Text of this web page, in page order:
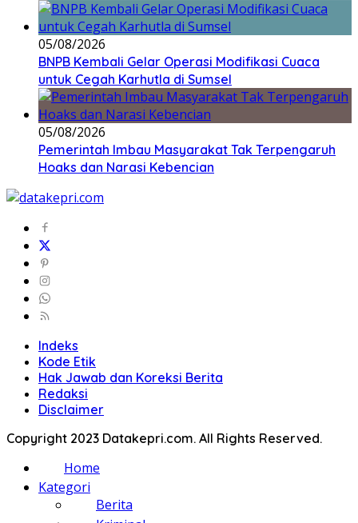
05/08/2026
BNPB Kembali Gelar Operasi Modifikasi Cuaca
untuk Cegah Karhutla di Sumsel
05/08/2026
Pemerintah Imbau Masyarakat Tak Terpengaruh
Hoaks dan Narasi Kebencian
Indeks
Kode Etik
Hak Jawab dan Koreksi Berita
Redaksi
Disclaimer
Copyright 2023 Datakepri.com. All Rights Reserved.
Home
Kategori
Berita